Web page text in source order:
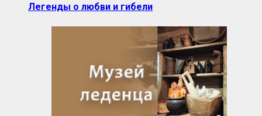
Легенды о любви и гибели